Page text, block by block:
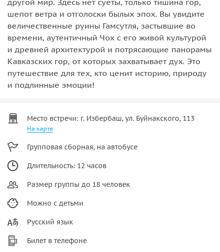
шепот ветра и отголоски былых эпох. Вы увидите
величественные руины Гамсутля, застывшие во
времени, аутентичный Чох с его живой культурой
и древней архитектурой и потрясающие панорамы
Кавказских гор, от которых захватывает дух. Это
путешествие для тех, кто ценит историю, природу
и подлинные эмоции!
Место встречи: г. Избербаш, ул. Буйнакского, 113
На карте
Групповая сборная, на автобусе
Длительность: 12 часов
Размер группы до 18 человек
Можно с детьми
Русский язык
Билет в телефоне